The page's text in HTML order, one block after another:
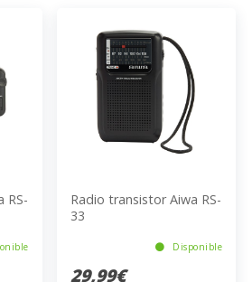
RS-
Radio transistor Aiwa RS-
33
Disponible
29,99€